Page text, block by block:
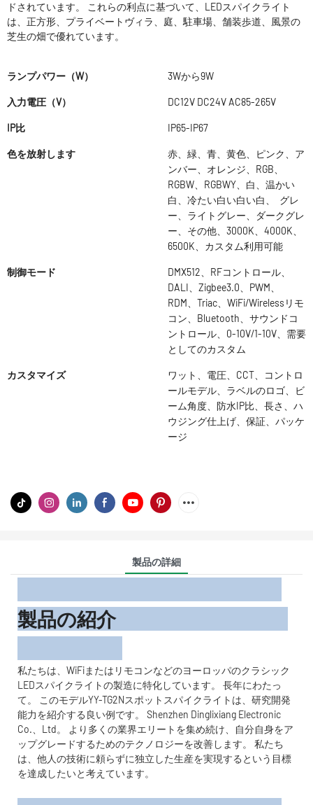
ドされています。 これらの利点に基づいて、LEDスパイクライト
は、正方形、プライベートヴィラ、庭、駐車場、舗装歩道、風景の
芝生の畑で優れています。
ランプパワー（W） 3Wから9W
入力電圧（V） DC12V DC24V AC85-265V
IP比 IP65-IP67
色を放射します
赤、緑、青、黄色、ピンク、ア
ンバー、オレンジ、RGB、
RGBW、RGBWY、白、温かい
白、冷たい白い白い白、 グレ
ー、ライトグレー、ダークグレ
ー、その他、3000K、4000K、
6500K、カスタム利用可能
制御モード
DMX512、RFコントロール、
DALI、Zigbee3.0、PWM、
RDM、Triac、WiFi/Wirelessリモ
コン、Bluetooth、サウンドコ
ントロール、0-10V/1-10V、需要
としてのカスタム
カスタマイズ
ワット、電圧、CCT、コントロ
ールモデル、ラベルのロゴ、ビ
ーム角度、防水IP比、長さ、ハ
ウジング仕上げ、保証、パッケ
ージ
製品の詳細
製品の紹介
私たちは、WiFiまたはリモコンなどのヨーロッパのクラシック
LEDスパイクライトの製造に特化しています。 長年にわたっ
て。 このモデルYY-TG2Nスポットスパイクライトは、研究開発
能力を紹介する良い例です。 Shenzhen Dinglixiang Electronic
Co.、Ltd。 より多くの業界エリートを集め続け、自分自身をア
ップグレードするためのテクノロジーを改善します。 私たち
は、他人の技術に頼らずに独立した生産を実現するという目標
を達成したいと考えています。